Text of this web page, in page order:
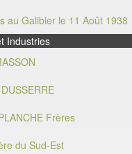
au Galibier le 11 Août 1938
Industries
Frères
du Sud-Est